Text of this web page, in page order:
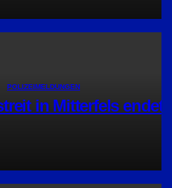
POLIZEIMELDUNGEN
in Mitterfels endet